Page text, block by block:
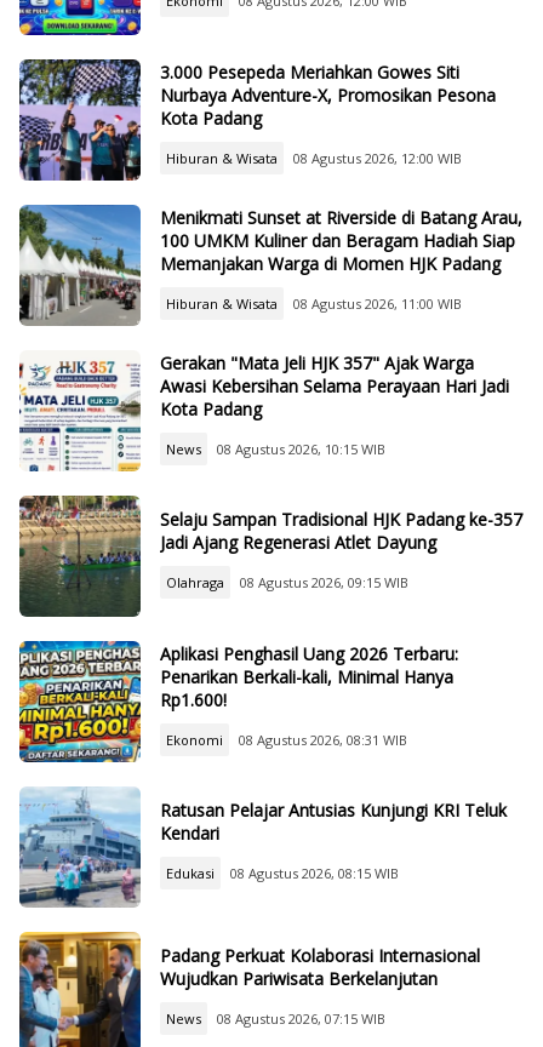
3.000 Pesepeda Meriahkan Gowes Siti
Nurbaya Adventure-X, Promosikan Pesona
Kota Padang
Hiburan & Wisata 08 Agustus 2026, 12:00 WIB
Menikmati Sunset at Riverside di Batang Arau,
100 UMKM Kuliner dan Beragam Hadiah Siap
Memanjakan Warga di Momen HJK Padang
Hiburan & Wisata 08 Agustus 2026, 11:00 WIB
Gerakan "Mata Jeli HJK 357" Ajak Warga
Awasi Kebersihan Selama Perayaan Hari Jadi
Kota Padang
News 08 Agustus 2026, 10:15 WIB
Selaju Sampan Tradisional HJK Padang ke-357
Jadi Ajang Regenerasi Atlet Dayung
Olahraga 08 Agustus 2026, 09:15 WIB
Aplikasi Penghasil Uang 2026 Terbaru:
Penarikan Berkali-kali, Minimal Hanya
Rp1.600!
Ekonomi 08 Agustus 2026, 08:31 WIB
Ratusan Pelajar Antusias Kunjungi KRI Teluk
Kendari
Edukasi 08 Agustus 2026, 08:15 WIB
Padang Perkuat Kolaborasi Internasional
Wujudkan Pariwisata Berkelanjutan
News 08 Agustus 2026, 07:15 WIB